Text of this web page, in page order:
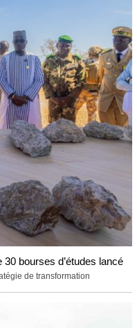
bourses d’études lancé
de transformation